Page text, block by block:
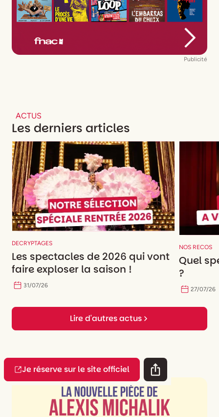
Publicité
ACTUS
Les derniers articles
DECRYPTAGES
Les spectacles de 2026 qui vont
faire exploser la saison !
31/07/26
NOS RECOS
Quel
?
27/07/26
Lire d'autres actus
Je réserve sur le site officiel